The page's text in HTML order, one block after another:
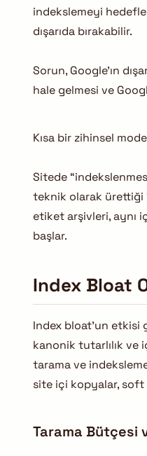
indekslemeyi
dışarıda bırakabilir.
Sorun, Google’ın
hale gelmesi ve
Kısa bir zihinsel
Sitede
teknik olarak ürettiği
etiket arşivleri, aynı
başlar.
Index Bloat
Index bloat’un etkisi
kanonik tutarlılık ve
tarama ve
site içi kopyalar, soft
Tarama Bütçesi